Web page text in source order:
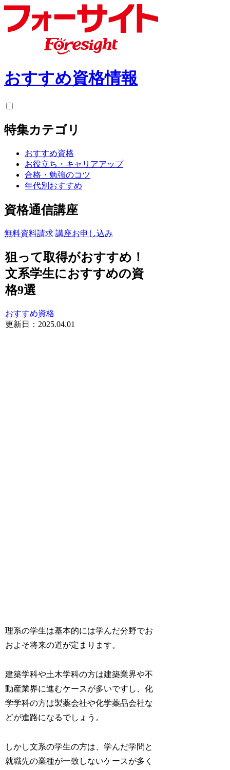
おすすめ資格情報
特集カテゴリ
おすすめ資格
お役立ち・キャリアアップ
合格・勉強のコツ
年代別おすすめ
資格通信講座
無料資料請求 講座お申し込み
狙って取得がおすすめ！
文系学生におすすめの資
格9選
おすすめ資格
更新日： 2025.04.01
理系の学生は基本的には学んだ分野でお
およそ将来の道が定まります。
建築学科や土木学科の方は建築業界や不
動産業界に進むケースが多いですし、化
学学科の方は製薬会社や化学薬品会社な
どが進路になるでしょう。
しかし文系の学生の方は、学んだ学問と
就職先の業種が一致しないケースが多く